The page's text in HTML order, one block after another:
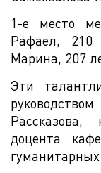
1-е место
Рафаел,
Марина, 207
Эти
Рассказова,
доцента
гуманитарных